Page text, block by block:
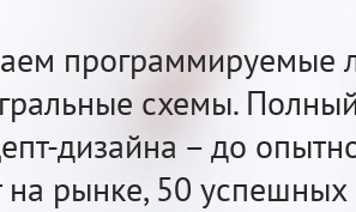
программируемые
схемы.
дизайна – до
на рынке, 50 успешных